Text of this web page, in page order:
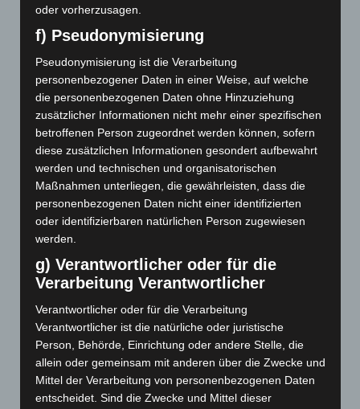
stimmiges Bild ergeben.
September 2025
November 2024
Oktober 2024
Mai 2024
Dezember 2023
Mai 2023
März 2023
Januar 2023
Dezember 2022
oder vorherzusagen.
f) Pseudonymisierung
Pseudonymisierung ist die Verarbeitung
personenbezogener Daten in einer Weise, auf welche
die personenbezogenen Daten ohne Hinzuziehung
zusätzlicher Informationen nicht mehr einer spezifischen
betroffenen Person zugeordnet werden können, sofern
diese zusätzlichen Informationen gesondert aufbewahrt
werden und technischen und organisatorischen
Maßnahmen unterliegen, die gewährleisten, dass die
personenbezogenen Daten nicht einer identifizierten
oder identifizierbaren natürlichen Person zugewiesen
werden.
g) Verantwortlicher oder für die
Verarbeitung Verantwortlicher
Verantwortlicher oder für die Verarbeitung
Verantwortlicher ist die natürliche oder juristische
Person, Behörde, Einrichtung oder andere Stelle, die
allein oder gemeinsam mit anderen über die Zwecke und
Mittel der Verarbeitung von personenbezogenen Daten
entscheidet. Sind die Zwecke und Mittel dieser